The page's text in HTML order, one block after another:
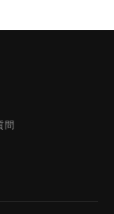
問